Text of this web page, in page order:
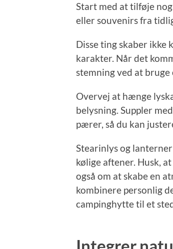
Start med at tilføje
eller souvenirs fra
Disse ting skaber ikke
karakter. Når det
stemning ved at
Overvej at hænge
belysning. Suppler
pærer, så du kan
Stearinlys og
kølige aftener. Husk,
også om at skabe en
kombinere personlig
campinghytte til et